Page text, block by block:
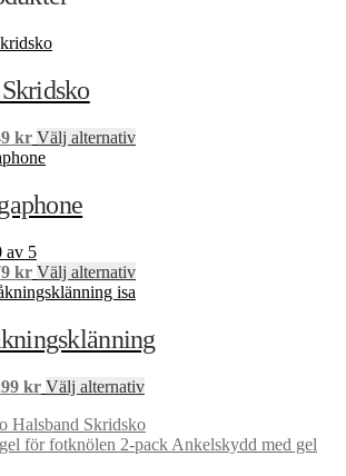
är:
var:
kr.
krDet
nuvarande
är:
49 kr.
Välj alternativDen
olika
alternativen
väljas
på
av 5
kr.
krDet
nuvarande
79 kr.
Välj alternativDen
har
flera
De
alternativen
kan
kr.
krDet
priset
är:
Välj alternativDen
produkten
har
Halsband Skridsko
Ankelskydd med gel